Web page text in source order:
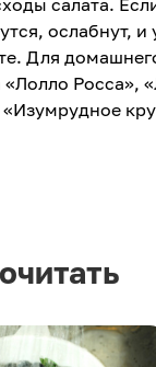
салата.
ослабнут,
Для
«Лолло Росса»,